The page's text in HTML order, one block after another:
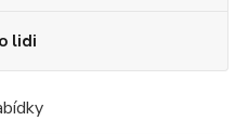
lidi